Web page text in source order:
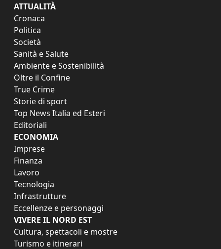
ATTUALITÀ
Cronaca
Politica
Società
Sanità e Salute
Ambiente e Sostenibilità
Oltre il Confine
True Crime
Storie di sport
Top News Italia ed Esteri
Editoriali
ECONOMIA
Imprese
Finanza
Lavoro
Tecnologia
Infrastrutture
Eccellenze e personaggi
VIVERE IL NORD EST
Cultura, spettacoli e mostre
Turismo e itinerari